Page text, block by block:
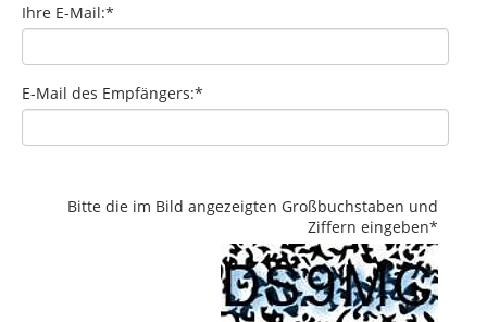
Ihre E-Mail:*
E-Mail des Empfängers:*
Bitte die im Bild angezeigten Großbuchstaben und
Ziffern eingeben*